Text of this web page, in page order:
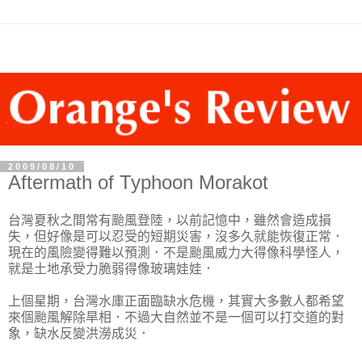
2009/08/10
Aftermath of Typhoon Morakot
台灣夏秋之間常有颱風登陸，以前記憶中，雖然會造成損
失，但好像是可以忍受的短期災害，沒多久就能恢復正常．
現在的風險變得難以預測．不是颱風威力大得像科學怪人，
就是土地承受力脆弱得像玻璃娃娃．
上個星期，台灣水庫正面臨缺水危機，其實大多數人都希望
來個颱風解除旱相．不過大自然並不是一個可以打交道的對
象，缺水反變洪澇成災．